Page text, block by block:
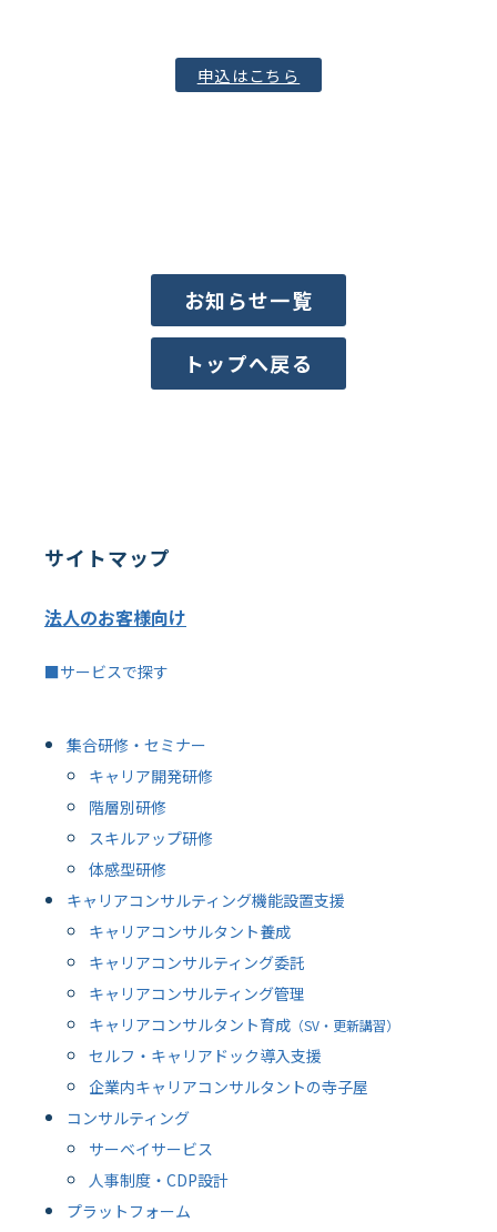
申込はこちら
お知らせ一覧
トップへ戻る
サイトマップ
法人のお客様向け
■サービスで探す
集合研修・セミナー
キャリア開発研修
階層別研修
スキルアップ研修
体感型研修
キャリアコンサルティング機能設置支援
キャリアコンサルタント養成
キャリアコンサルティング委託
キャリアコンサルティング管理
キャリアコンサルタント育成 （SV・更新講習）
セルフ・キャリアドック導入支援
企業内キャリアコンサルタントの寺子屋
コンサルティング
サーベイサービス
人事制度・CDP設計
プラットフォーム